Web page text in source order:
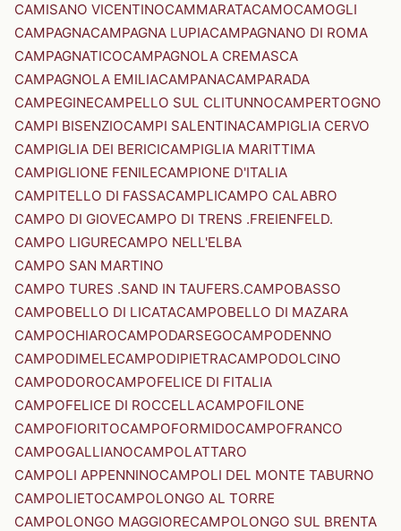
CAMISANO VICENTINOCAMMARATACAMOCAMOGLI
CAMPAGNACAMPAGNA LUPIACAMPAGNANO DI ROMA
CAMPAGNATICOCAMPAGNOLA CREMASCA
CAMPAGNOLA EMILIACAMPANACAMPARADA
CAMPEGINECAMPELLO SUL CLITUNNOCAMPERTOGNO
CAMPI BISENZIOCAMPI SALENTINACAMPIGLIA CERVO
CAMPIGLIA DEI BERICICAMPIGLIA MARITTIMA
CAMPIGLIONE FENILECAMPIONE D'ITALIA
CAMPITELLO DI FASSACAMPLICAMPO CALABRO
CAMPO DI GIOVECAMPO DI TRENS .FREIENFELD.
CAMPO LIGURECAMPO NELL'ELBA
CAMPO SAN MARTINO
CAMPO TURES .SAND IN TAUFERS.CAMPOBASSO
CAMPOBELLO DI LICATACAMPOBELLO DI MAZARA
CAMPOCHIAROCAMPODARSEGOCAMPODENNO
CAMPODIMELECAMPODIPIETRACAMPODOLCINO
CAMPODOROCAMPOFELICE DI FITALIA
CAMPOFELICE DI ROCCELLACAMPOFILONE
CAMPOFIORITOCAMPOFORMIDOCAMPOFRANCO
CAMPOGALLIANOCAMPOLATTARO
CAMPOLI APPENNINOCAMPOLI DEL MONTE TABURNO
CAMPOLIETOCAMPOLONGO AL TORRE
CAMPOLONGO MAGGIORECAMPOLONGO SUL BRENTA